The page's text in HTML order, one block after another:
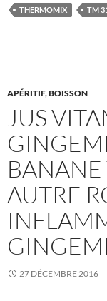
THERMOMIX
TM
APÉRITIF,BOISSON
JUS
AUTRE
27 DÉCEMBRE 2016